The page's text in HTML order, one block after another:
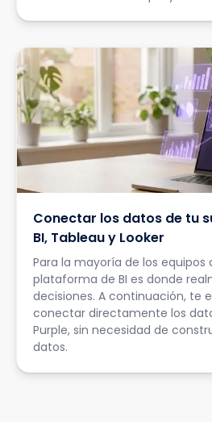
Conectar los datos de tu
BI, Tableau y Looker
Para la mayoría de los equipos
plataforma de BI es donde
decisiones. A continuación, te
conectar directamente los
Purple, sin necesidad de
datos.